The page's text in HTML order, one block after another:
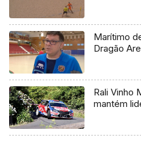
Marítimo
Dragão
Rali Vinho
mantém